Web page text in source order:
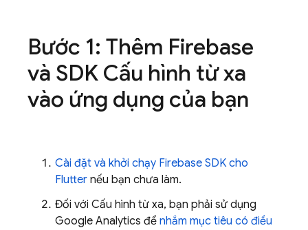
Bước 1: Thêm Firebase
và SDK Cấu hình từ xa
vào ứng dụng của bạn
Cài đặt và khởi chạy Firebase SDK cho
Flutter nếu bạn chưa làm.
Đối với Cấu hình từ xa, bạn phải sử dụng
Google Analytics để nhắm mục tiêu có điều